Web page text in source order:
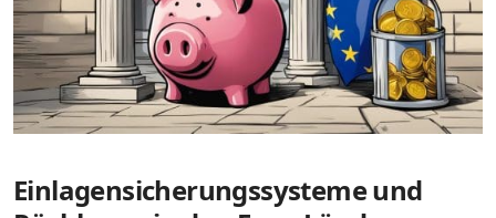
Einlagensicherungssysteme und